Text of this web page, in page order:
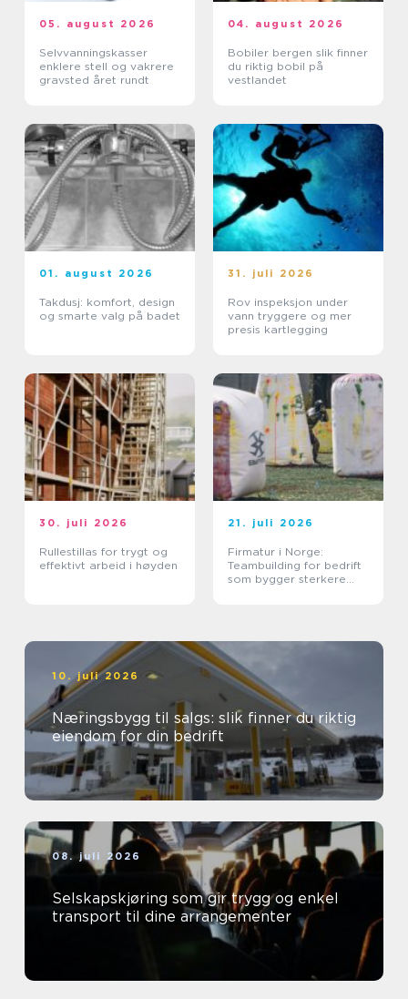
05. august 2026
Selvvanningskasser
enklere stell og vakrere
gravsted året rundt
04. august 2026
Bobiler bergen slik finner
du riktig bobil på
vestlandet
01. august 2026
Takdusj: komfort, design
og smarte valg på badet
31. juli 2026
Rov inspeksjon under
vann tryggere og mer
presis kartlegging
30. juli 2026
Rullestillas for trygt og
effektivt arbeid i høyden
21. juli 2026
Firmatur i Norge:
Teambuilding for bedrift
som bygger sterkere
10. juli 2026
Næringsbygg til salgs: slik finner du riktig
eiendom for din bedrift
08. juli 2026
Selskapskjøring som gir trygg og enkel
transport til dine arrangementer